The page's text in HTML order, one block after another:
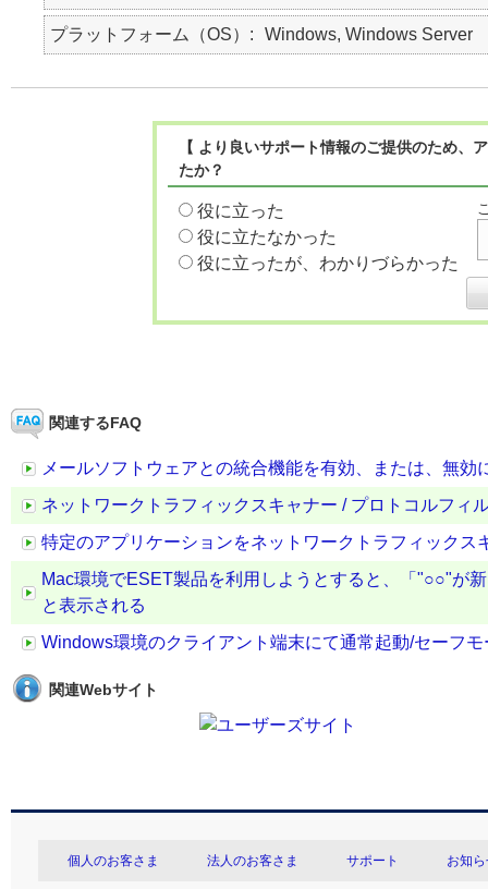
プラットフォーム（OS） Windows, Windows Server
【 より良いサポート情報のご提供のため
たか？
役に立った
役に立たなかった
役に立ったが、わかりづらかった
関連するFAQ
メールソフトウェアとの統合機能を有効、または、無効
ネットワークトラフィックスキャナー / プロトコルフィ
特定のアプリケーションをネットワークトラフィック
Mac環境でESET製品を利用しようとすると、「"○○"が
と表示される
Windows環境のクライアント端末にて通常起動/セーフ
関連Webサイト
個人のお客さま 法人のお客さま サポート お知